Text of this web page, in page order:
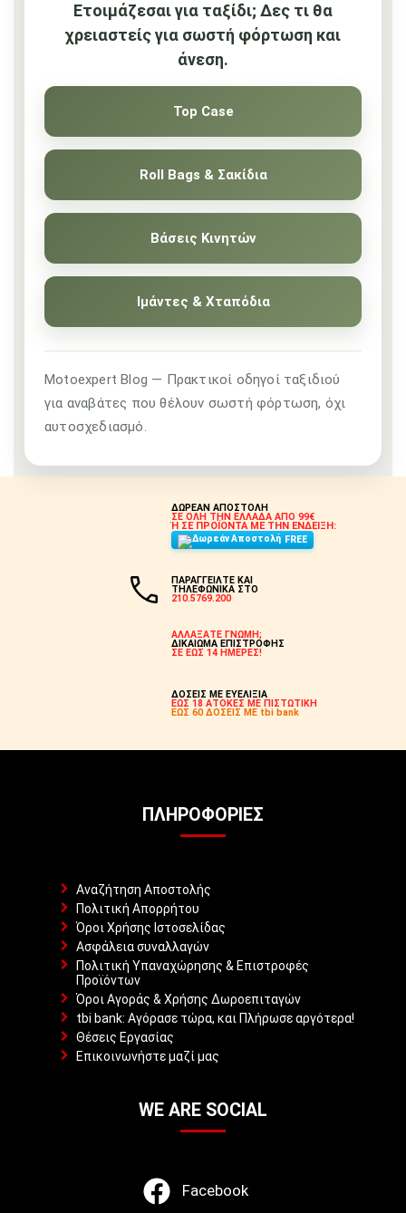
Ετοιμάζεσαι για ταξίδι; Δες τι θα
χρειαστείς για σωστή φόρτωση και
άνεση.
Top Case
Roll Bags & Σακίδια
Βάσεις Κινητών
Ιμάντες & Χταπόδια
Motoexpert Blog — Πρακτικοί οδηγοί ταξιδιού
για αναβάτες που θέλουν σωστή φόρτωση, όχι
αυτοσχεδιασμό.
ΔΩΡΕΑΝ ΑΠΟΣΤΟΛΗ
ΣΕ ΟΛΗ ΤΗΝ ΕΛΛΑΔΑ ΑΠΟ 99€
Ή ΣΕ ΠΡΟΪΟΝΤΑ ΜΕ ΤΗΝ ΕΝΔΕΙΞΗ:
FREE
ΠΑΡΑΓΓΕΙΛΤΕ ΚΑΙ
ΤΗΛΕΦΩΝΙΚΑ ΣΤΟ
210.5769.200
ΑΛΛΑΞΑΤΕ ΓΝΩΜΗ;
ΔΙΚΑΙΩΜΑ ΕΠΙΣΤΡΟΦΗΣ
ΣΕ ΕΩΣ 14 ΗΜΕΡΕΣ!
ΔΟΣΕΙΣ ΜΕ ΕΥΕΛΙΞΙΑ
ΕΩΣ 18 ΑΤΟΚΕΣ ΜΕ ΠΙΣΤΩΤΙΚΗ
ΕΩΣ 60 ΔΟΣΕΙΣ ΜΕ tbi bank
ΠΛΗΡΟΦΟΡΊΕΣ
Αναζήτηση Αποστολής
Πολιτική Απορρήτου
Όροι Χρήσης Ιστοσελίδας
Ασφάλεια συναλλαγών
Πολιτική Υπαναχώρησης & Επιστροφές
Προϊόντων
Όροι Αγοράς & Χρήσης Δωροεπιταγών
tbi bank: Αγόρασε τώρα, και Πλήρωσε αργότερα!
Θέσεις Εργασίας
Επικοινωνήστε μαζί μας
WE ARE SOCIAL
Facebook